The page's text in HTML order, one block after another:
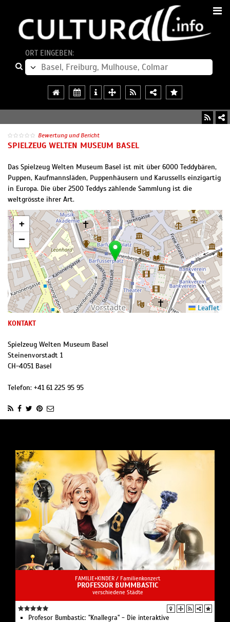
ORT EINGEBEN:
Bewertung und Bericht
SPIELZEUG WELTEN MUSEUM BASEL
Das Spielzeug Welten Museum Basel ist mit über 6000 Teddybären,
Puppen, Kaufmannsläden, Puppenhäusern und Karussells einzigartig
in Europa. Die über 2500 Teddys zählende Sammlung ist die
weltgrösste ihrer Art.
+
−
Leaflet
KONTAKT
Spielzeug Welten Museum Basel
Steinenvorstadt 1
CH-4051 Basel
Telefon: +41 61 225 95 95
FAMILIE+KINDER / Familienkonzert
PROFESSOR BUMMBASTIC
verschiedene Städte
Profesor Bumbastic: "Knallegra" - Die interaktive